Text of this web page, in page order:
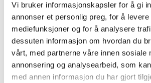
Vi bruker informasjonskapsler for å gi
annonser et personlig preg, for å
mediefunksjoner og for å analysere
dessuten informasjon om hvordan du
vårt, med partnerne våre innen sosiale
annonsering og analysearbeid, som
med annen informasjon du har gjort